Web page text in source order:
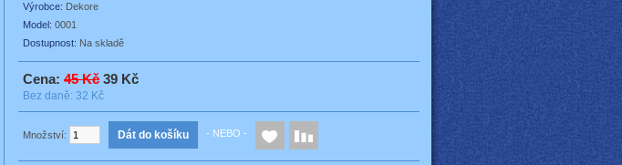
Výrobce: Dekore
Model: 0001
Dostupnost: Na skladě
Cena: 45 Kč 39 Kč
Bez daně: 32 Kč
Množství: - NEBO -